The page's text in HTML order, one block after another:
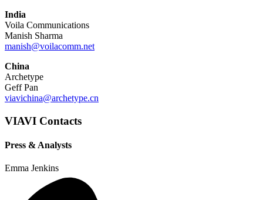
India
Voila Communications
Manish Sharma
manish@voilacomm.net
China
Archetype
Geff Pan
viavichina@archetype.cn
VIAVI Contacts
Press & Analysts
Emma Jenkins